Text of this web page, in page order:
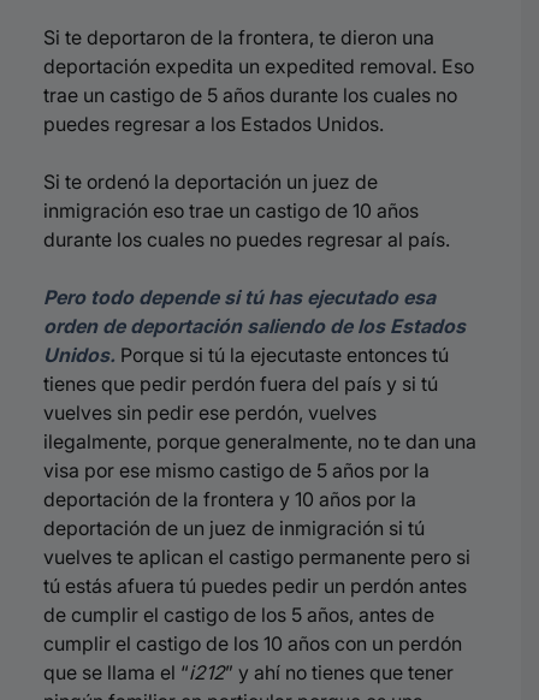
Si te deportaron de la frontera, te dieron una
deportación expedita un expedited removal. Eso
trae un castigo de 5 años durante los cuales no
puedes regresar a los Estados Unidos.
Si te ordenó la deportación un juez de
inmigración eso trae un castigo de 10 años
durante los cuales no puedes regresar al país.
Pero todo depende si tú has ejecutado esa
orden de deportación saliendo de los Estados
Unidos. Porque si tú la ejecutaste entonces tú
tienes que pedir perdón fuera del país y si tú
vuelves sin pedir ese perdón, vuelves
ilegalmente, porque generalmente, no te dan una
visa por ese mismo castigo de 5 años por la
deportación de la frontera y 10 años por la
deportación de un juez de inmigración si tú
vuelves te aplican el castigo permanente pero si
tú estás afuera tú puedes pedir un perdón antes
de cumplir el castigo de los 5 años, antes de
cumplir el castigo de los 10 años con un perdón
que se llama el “i212” y ahí no tienes que tener